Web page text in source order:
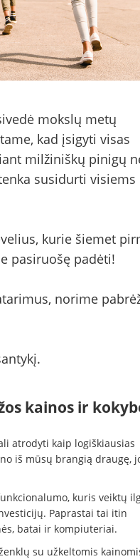
mokslų metų
kad įsigyti visas
milžiniškų pinigų
susidurti visiems
kurie šiemet
pasiruošę padėti!
norime
kainos ir
atrodyti kaip logiškiausias
iš mūsų brangią draugę,
kuris veiktų
Paprastai tai itin
batai ir kompiuteriai.
su užkeltomis